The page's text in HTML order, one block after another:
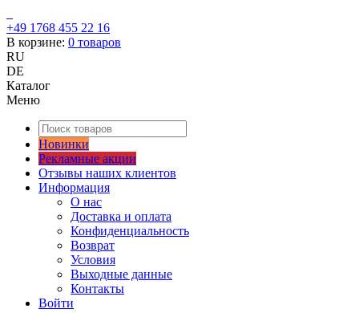
+49 1768 455 22 16
В корзине: 0 товаров
RU
DE
Каталог
Меню
Новинки
Рекламные акции
Отзывы наших клиентов
Информация
О нас
Доставка и оплата
Конфиденциальность
Возврат
Условия
Выходные данные
Контакты
Войти